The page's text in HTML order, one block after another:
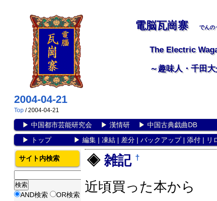
電脳瓦崗寨 でんの
The Electric
～趣味人・千田
2004-04-21
Top / 2004-04-21
▶ 中国都市芸能研究会▶ 漢情研▶ 中国古典戯曲DB
▶
トップ▶ 編集| 凍結| 差分| バックアップ| 添付| リ
雑記 †
近頃買った本から
サイト内検索
AND検索 OR検索